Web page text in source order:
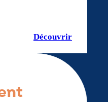
Découvrir